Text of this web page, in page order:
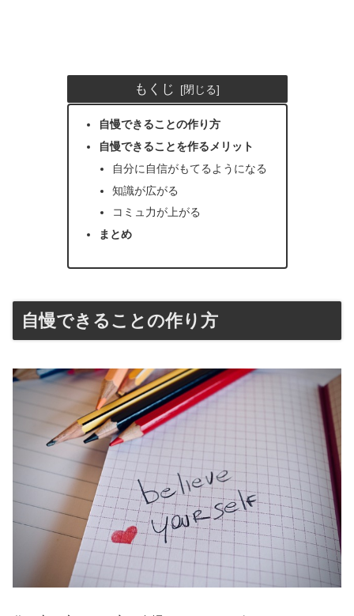
もくじ
自慢できることの作り方
自慢できることを作るメリット
自分に自信がもてるようになる
知識が広がる
コミュ力が上がる
まとめ
自慢できることの作り方